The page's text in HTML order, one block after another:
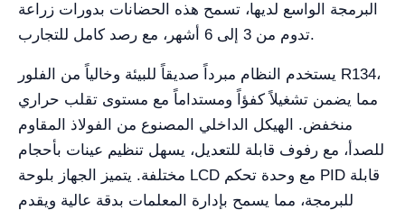
البرمجة الواسع لديها، تسمح هذه الحضانات بدورات زراعة
تدوم من 3 إلى 6 أشهر، مع رصد كامل للتجارب.
يستخدم النظام مبرداً صديقاً للبيئة وخالياً من الفلور R134،
مما يضمن تشغيلاً كفؤاً ومستداماً مع مستوى تقلب حراري
منخفض. الهيكل الداخلي المصنوع من الفولاذ المقاوم
للصدأ، مع رفوف قابلة للتعديل، يسهل تنظيم عينات بأحجام
مختلفة. يتميز الجهاز بلوحة LCD مع وحدة تحكم PID قابلة
للبرمجة، مما يسمح بإدارة المعلمات بدقة عالية ويقدم